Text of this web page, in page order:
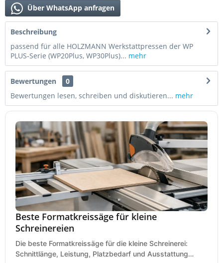
Über WhatsApp anfragen
Beschreibung
passend für alle HOLZMANN Werkstattpressen der WP
PLUS-Serie (WP20Plus, WP30Plus)... mehr
Bewertungen
0
Bewertungen lesen, schreiben und diskutieren... mehr
Beste Formatkreissäge für kleine
Schreinereien
Die beste Formatkreissäge für die kleine Schreinerei:
Schnittlänge, Leistung, Platzbedarf und Ausstattung